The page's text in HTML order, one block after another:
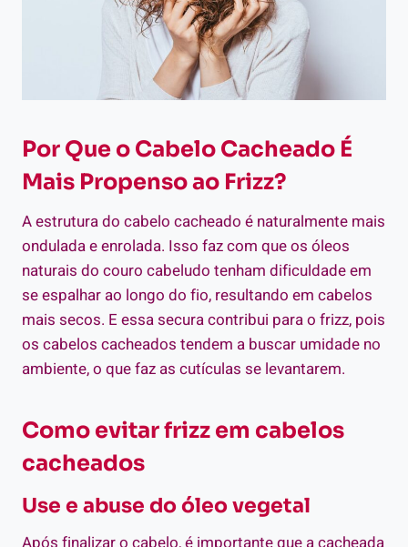
Por Que o Cabelo Cacheado É
Mais Propenso ao Frizz?
A estrutura do cabelo cacheado é naturalmente mais
ondulada e enrolada. Isso faz com que os óleos
naturais do couro cabeludo tenham dificuldade em
se espalhar ao longo do fio, resultando em cabelos
mais secos. E essa secura contribui para o frizz, pois
os cabelos cacheados tendem a buscar umidade no
ambiente, o que faz as cutículas se levantarem.
Como evitar frizz em cabelos
cacheados
Use e abuse do óleo vegetal